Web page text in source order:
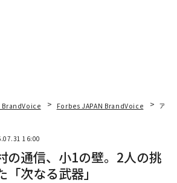
BrandVoice Forbes JAPAN BrandVoice アフ
16:00
の通信、小1の壁。2人の挑
次なる武器」